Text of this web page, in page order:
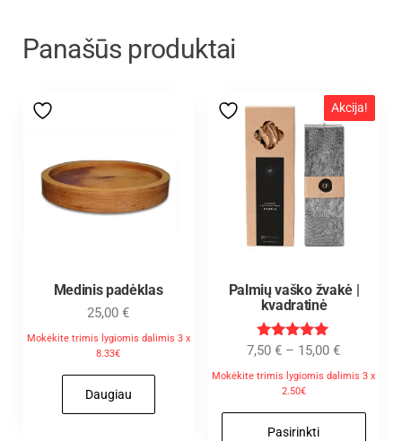
Panašūs produktai
Medinis padėklas
25,00€
Mokėkite trimis lygiomis dalimis 3 x
8.33€
Daugiau
Akcija!
Palmių vaško žvakė |
kvadratinė
Įvertinimas
5.00
iš 5
7,50€ – 15,00€
Mokėkite trimis lygiomis dalimis 3 x
2.50€
Pasirinkti